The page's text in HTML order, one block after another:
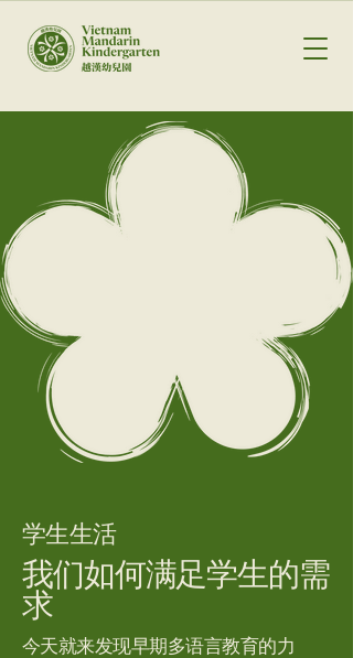
学生生活
我们如何满足学生的需
求
今天就来发现早期多语言教育的力